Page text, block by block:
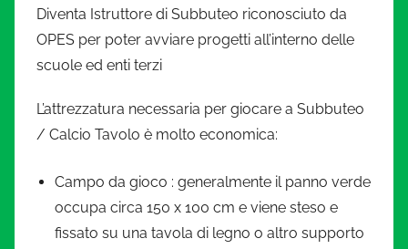
Diventa Istruttore di Subbuteo riconosciuto da
OPES per poter avviare progetti all’interno delle
scuole ed enti terzi
L’attrezzatura necessaria per giocare a Subbuteo
/ Calcio Tavolo è molto economica:
Campo da gioco : generalmente il panno verde
occupa circa 150 x 100 cm e viene steso e
fissato su una tavola di legno o altro supporto